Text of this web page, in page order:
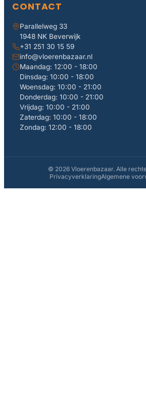
CONTACT
Parallelweg 33
1948 NK Beverwijk
+31 251 30 15 59
info@vloerenbazaar.nl
Maandag: 12:00 - 18:00
Dinsdag: 10:00 - 18:00
Woensdag: 10:00 - 21:00
Donderdag: 10:00 - 21:00
Vrijdag: 10:00 - 21:00
Zaterdag: 10:00 - 18:00
Zondag: 12:00 - 18:00
© 2026 Vloerenbazaar. Alle
PrivacyverklaringAlgemene